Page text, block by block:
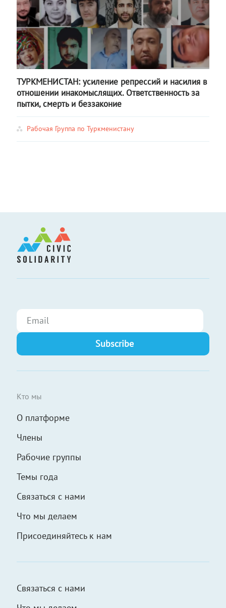
ТУРКМЕНИСТАН: усиление репрессий и насилия в
отношении инакомыслящих. Ответственность за
пытки, смерть и беззаконие
Рабочая Группа по Туркменистану
Кто мы
О платформе
Члены
Рабочие группы
Темы года
Связаться с нами
Что мы делаем
Присоединяйтесь к нам
Связаться с нами